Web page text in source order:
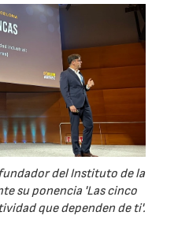
del Instituto de la
su ponencia 'Las cinco
que dependen de ti'.